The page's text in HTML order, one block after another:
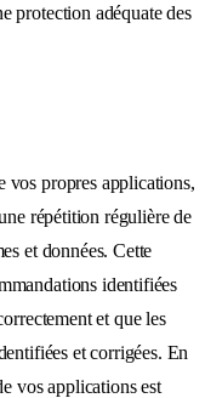
protection adéquate des
vos propres applications,
répétition régulière de
et données. Cette
identifiées
et que les
et corrigées. En
vos applications est